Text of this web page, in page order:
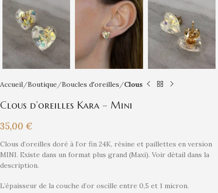
Accueil Boutique Boucles d'oreilles Clous
Clous d’oreilles Kara – Mini
35,00 €
Clous d’oreilles doré à l’or fin 24K, résine et paillettes en version
MINI. Existe dans un format plus grand (Maxi). Voir détail dans la
description.
L’épaisseur de la couche d’or oscille entre 0,5 et 1 micron.